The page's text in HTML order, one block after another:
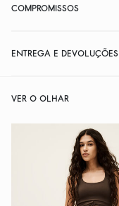
COMPROMISSOS
ENTREGA E DEVOLUÇÕES
VER O OLHAR